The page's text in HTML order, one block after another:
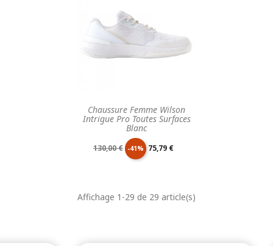
Chaussure Femme Wilson
Intrigue Pro Toutes Surfaces
Blanc
Prix
base
130,00 € -41% Prix
75,79 €
Affichage 1-29 de 29 article(s)